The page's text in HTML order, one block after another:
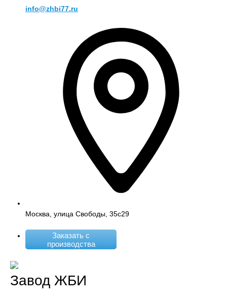
info@zhbi77.ru
Москва, улица Свободы, 35с29
Заказать с
производства
Завод ЖБИ